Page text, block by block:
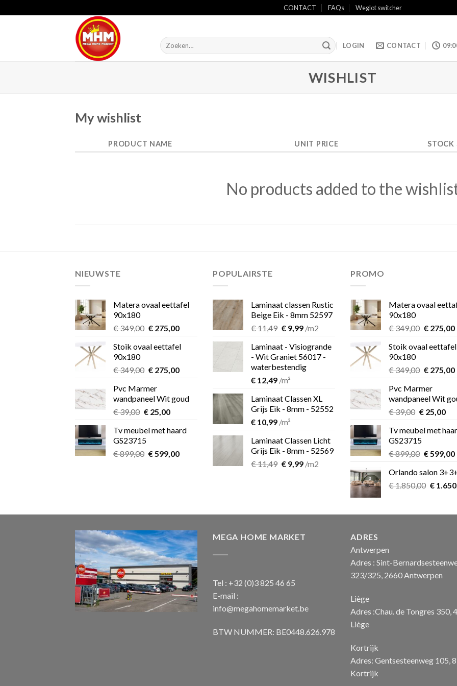
to
CONTACT FAQs Weglot switcher
Zoeken
naar:
LOGIN CONTACT
WISHLIST
My wishlist
PRODUCT NAME UNIT PRICE STOCK
No products added to the
NIEUWSTE
Matera ovaal eettafel
90x180
€349,00 Oorspronkelijke
was:
€275,00Huidige
is:
Stoik ovaal eettafel
90x180
€349,00 Oorspronkelijke
was:
€ 349,00.
€275,00Huidige
€ 275,00.
Pvc Marmer
wandpaneel Wit goud
€39,00 Oorspronkelijke
was:
€ 39,00.
€25,00Huidige
is:
Tv meubel met haard
GS23715
€899,00 Oorspronkelijke
€599,00Huidige
POPULAIRSTE
Laminaat classen Rustic
Beige Eik - 8mm 52597
€11,49 Oorspronkelijke
was:
€ 11,49.
€9,99Huidige
is:
€ 9,99.
/m2
Laminaat - Visiogrande
- Wit Graniet 56017 -
waterbestendig
€ 12,49 /m²
Laminaat Classen XL
Grijs Eik - 8mm - 52552
€ 10,99 /m²
Laminaat Classen Licht
Grijs Eik - 8mm - 52569
€11,49 Oorspronkelijke
€9,99Huidige
/m2
PROMO
Matera ovaal
90x180
€349,00
was:
€275,00
is:
Stoik ovaal eettafel
90x180
€349,00
was:
€ 349,00.
€275,00
Pvc Marmer
wandpaneel Wit
€39,00
was:
€ 39,00.
€25,00
is:
Tv meubel met
GS23715
€899,00
was:
€ 899,00.
€599,00
Orlando salon
€1.850,00
€
€
MEGA HOME MARKET
Tel : +32 (0)3 825 46 65
E-mail :
info@megahomemarket.be
BTW NUMMER: BE0448.626.978
ADRES
Antwerpen
Adres : Sint-
323/325, 2660 Antwerpen
Liège
Adres :Chau. de Tongres 350,
Liège
Kortrijk
Adres: Gentsesteenweg 105,
Kortrijk